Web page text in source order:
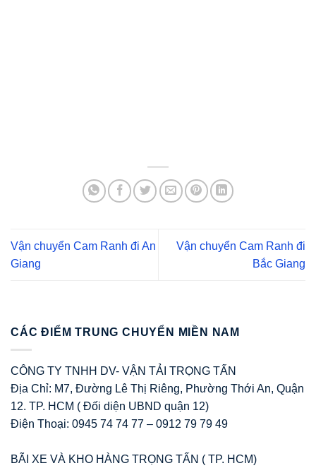
Vận chuyển Cam Ranh đi An
Giang
Vận chuyển Cam Ranh đi
Bắc Giang
CÁC ĐIỂM TRUNG CHUYỂN MIỀN NAM
CÔNG TY TNHH DV- VẬN TẢI TRỌNG TẤN
Địa Chỉ: M7, Đường Lê Thị Riêng, Phường Thới An, Quận
12. TP. HCM ( Đối diện UBND quận 12)
Điện Thoại: 0945 74 74 77 – 0912 79 79 49
BÃI XE VÀ KHO HÀNG TRỌNG TẤN ( TP. HCM)